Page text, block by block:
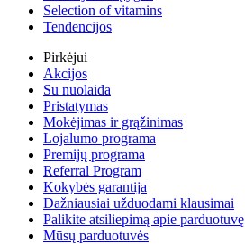
Selection of vitamins
Tendencijos
Pirkėjui
Akcijos
Su nuolaida
Pristatymas
Mokėjimas ir grąžinimas
Lojalumo programa
Premijų programa
Referral Program
Kokybės garantija
Dažniausiai užduodami klausimai
Palikite atsiliepimą apie parduotuvę
Mūsų parduotuvės